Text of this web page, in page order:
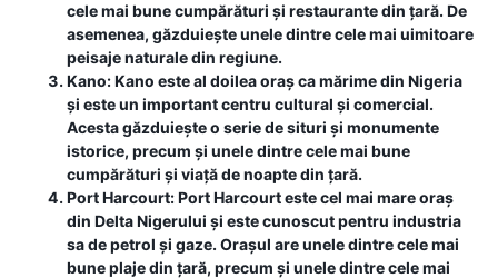
cele mai bune cumpărături și restaurante din țară. De
asemenea, găzduiește unele dintre cele mai uimitoare
peisaje naturale din regiune.
Kano:Kano este al doilea oraș ca mărime din Nigeria
și este un important centru cultural și comercial.
Acesta găzduiește o serie de situri și monumente
istorice, precum și unele dintre cele mai bune
cumpărături și viață de noapte din țară.
Port Harcourt:Port Harcourt este cel mai mare oraș
din Delta Nigerului și este cunoscut pentru industria
sa de petrol și gaze. Orașul are unele dintre cele mai
bune plaje din țară, precum și unele dintre cele mai